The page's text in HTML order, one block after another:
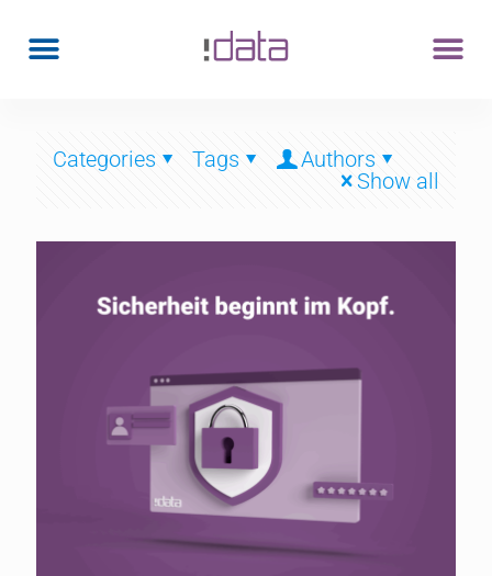
Categories Tags
Authors
Show all